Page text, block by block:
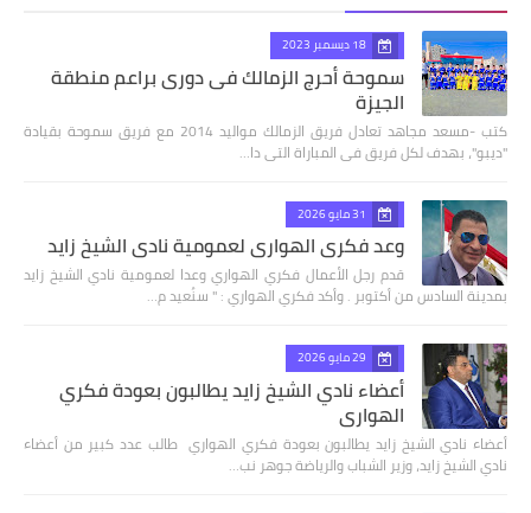
18 ديسمبر 2023
سموحة أحرج الزمالك فى دورى براعم منطقة
الجيزة
كتب -مسعد مجاهد تعادل فريق الزمالك مواليد 2014 مع فريق سموحة بقيادة
"ديبو"، بهدف لكل فريق فى المباراة التى دا…
31 مايو 2026
وعد فكري الهواري لعمومية نادي الشيخ زايد
قدم رجل الأعمال فكري الهواري وعدا لعمومية نادي الشيخ زايد
بمدينة السادس من أكتوبر . وأكد فكري الهواري : " سنُعيد م…
29 مايو 2026
أعضاء نادي الشيخ زايد يطالبون بعودة فكري
الهواري
أعضاء نادي الشيخ زايد يطالبون بعودة فكري الهواري طالب عدد كبير من أعضاء
نادي الشيخ زايد، وزير الشباب والرياضة جوهر نب…